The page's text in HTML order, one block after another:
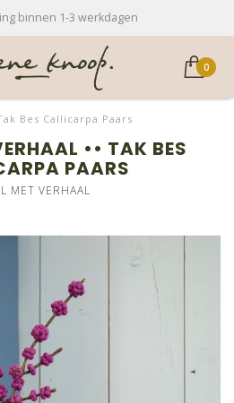
binnen 1-3 werkdagen
0
Bes Callicarpa Paars
•• TAK BES
PAARS
MET VERHAAL